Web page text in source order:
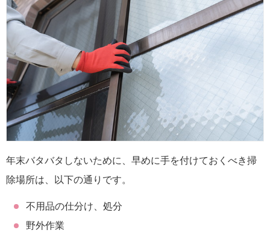
年末バタバタしないために、早めに手を付けておくべき掃
除場所は、以下の通りです。
不用品の仕分け、処分
野外作業